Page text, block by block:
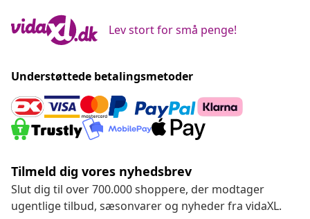
Lev stort for små penge!
Understøttede betalingsmetoder
Tilmeld dig vores nyhedsbrev
Slut dig til over 700.000 shoppere, der modtager
ugentlige tilbud, sæsonvarer og nyheder fra vidaXL.